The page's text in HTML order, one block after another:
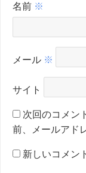
名前 ※
メール ※
サイト
次回のコメン
前、メールアド
新しいコメン